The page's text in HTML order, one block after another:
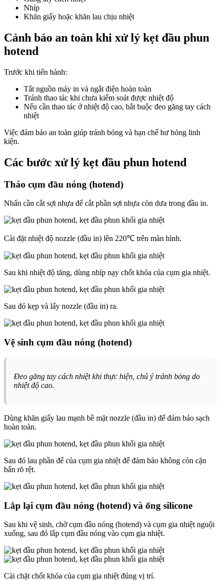
Nhíp
Khăn giấy hoặc khăn lau chịu nhiệt
Cảnh báo an toàn khi xử lý kẹt đầu phun
hotend
Trước khi tiến hành:
Tắt nguồn máy in và ngắt điện hoàn toàn
Tránh thao tác khi chưa kiểm soát được nhiệt độ
Nếu cần thao tác ở nhiệt độ cao, bắt buộc đeo găng tay cách
nhiệt
Việc đảm bảo an toàn giúp tránh bỏng và hạn chế hư hỏng linh
kiện.
Các bước xử lý kẹt đầu phun hotend
Tháo cụm đầu nóng (hotend)
Nhấn cần cắt sợi nhựa để cắt phần sợi nhựa còn dưa trong đầu in.
Cài đặt nhiệt độ nozzle (đầu in) lên 220℃ trên màn hình.
Sau khi nhiệt độ tăng, dùng nhíp nạy chốt khóa của cụm gia nhiệt.
Sau đó kẹp và lấy nozzle (đầu in) ra.
Vệ sinh cụm đầu nóng (hotend)
Đeo găng tay cách nhiệt khi thực hiện, chú ý tránh bỏng do
nhiệt độ cao.
Dùng khăn giấy lau mạnh bề mặt nozzle (đầu in) để đảm bảo sạch
hoàn toàn.
Sau đó lau phần đế của cụm gia nhiệt để đảm bảo không còn cặn
bẩn rõ rệt.
Lắp lại cụm đầu nóng (hotend) và ống silicone
Sau khi vệ sinh, chờ cụm đầu nóng (hotend) và cụm gia nhiệt nguội
xuống, sau đó lắp cụm đầu nóng vào cụm gia nhiệt.
Cài chặt chốt khóa của cụm gia nhiệt đúng vị trí.